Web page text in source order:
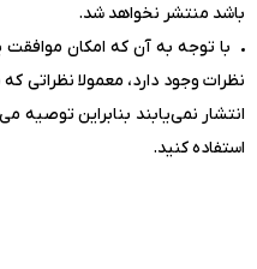
باشد منتشر نخواهد شد.
با توجه به آن که امکان موافقت
نظرات وجود دارد، معمولا نظراتی
انتشار نمی‌یابند بنابراین توصیه
استفاده کنید.